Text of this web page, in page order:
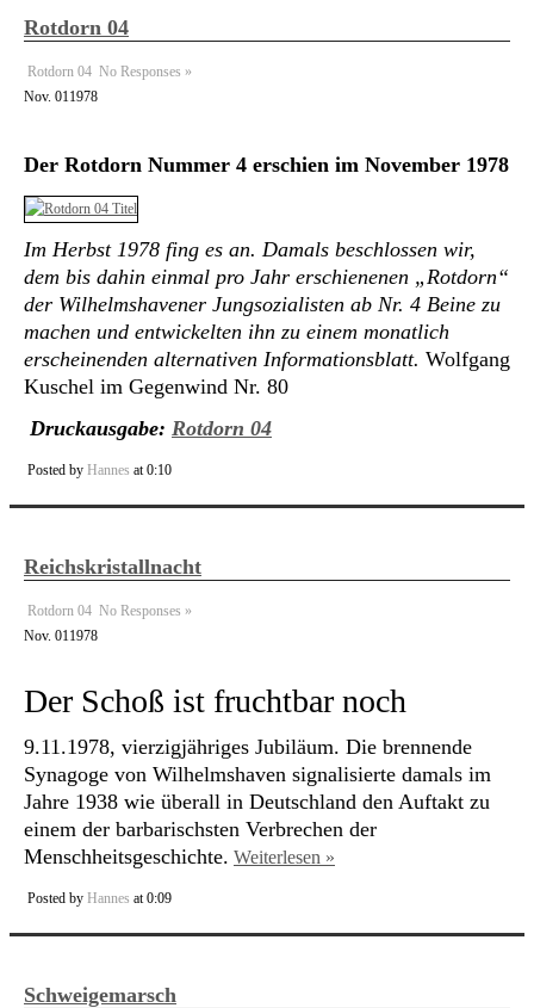
Rotdorn 04
Rotdorn 04 No Responses »
Nov. 011978
Der Rotdorn Nummer 4 erschien im November 1978
Im Herbst 1978 fing es an. Damals beschlossen wir,
dem bis dahin einmal pro Jahr erschienenen „Rotdorn“
der Wilhelmshavener Jungsozialisten ab Nr. 4 Beine zu
machen und entwickelten ihn zu einem monatlich
erscheinenden alternativen Informationsblatt. Wolfgang
Kuschel im Gegenwind Nr. 80
Druckausgabe: Rotdorn 04
Posted by Hannes at 0:10
Reichskristallnacht
Rotdorn 04 No Responses »
Nov. 01 1978
Der Schoß ist fruchtbar noch
9.11.1978, vierzigjähriges Jubiläum. Die brennende
Synagoge von Wilhelmshaven signalisierte damals im
Jahre 1938 wie überall in Deutschland den Auftakt zu
einem der barbarischsten Verbrechen der
Menschheitsgeschichte. Weiterlesen »
Posted by Hannes at 0:09
Schweigemarsch